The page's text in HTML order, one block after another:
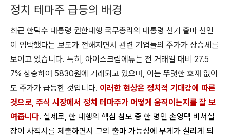
정치 테마주 급등의 배경
최근 한덕수 대통령 권한대행 국무총리의 대통령 선거 출마 선언
이 임박했다는 보도가 전해지면서 관련 기업들의 주가가 상승세를
보이고 있습니다. 특히, 아이스크림에듀는 전 거래일 대비 27.5
7% 상승하여 5830원에 거래되고 있으며, 이는 뚜렷한 호재 없이
도 주가가 급등한 것입니다. 이러한 현상은 정치적 기대감에 따른
것으로, 주식 시장에서 정치 테마주가 어떻게 움직이는지를 잘 보
여줍니다. 실제로, 한 대행의 핵심 참모 중 한 명인 손영택 비서실
장이 사직서를 제출하면서 그의 출마 가능성에 무게가 실리게 되